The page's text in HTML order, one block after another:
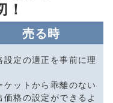
！
売る時
設定の適正を事前に理
ケットから乖離のない
価格の設定ができるよ